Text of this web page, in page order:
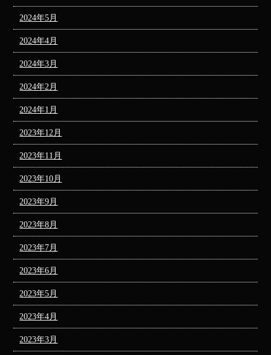
2024年5月
2024年4月
2024年3月
2024年2月
2024年1月
2023年12月
2023年11月
2023年10月
2023年9月
2023年8月
2023年7月
2023年6月
2023年5月
2023年4月
2023年3月